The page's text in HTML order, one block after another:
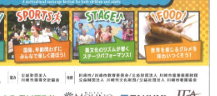
English 한글 Español Português